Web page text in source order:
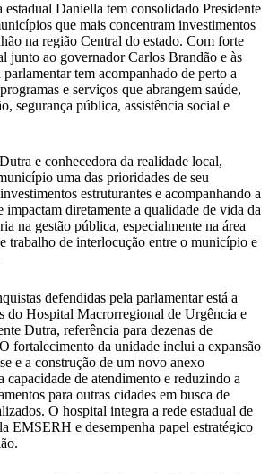
estadual Daniella tem consolidado Presidente
que mais concentram investimentos
na região Central do estado. Com forte
junto ao governador Carlos Brandão e às
parlamentar tem acompanhado de perto a
e serviços que abrangem saúde,
segurança pública, assistência social e
e conhecedora da realidade local,
uma das prioridades de seu
estruturantes e acompanhando a
impactam diretamente a qualidade de vida da
na gestão pública, especialmente na área
trabalho de interlocução entre o município e
defendidas pela parlamentar está a
do Hospital Macrorregional de Urgência e
Dutra, referência para dezenas de
fortalecimento da unidade inclui a expansão
e a construção de um novo anexo
capacidade de atendimento e reduzindo a
para outras cidades em busca de
O hospital integra a rede estadual de
EMSERH e desempenha papel estratégico